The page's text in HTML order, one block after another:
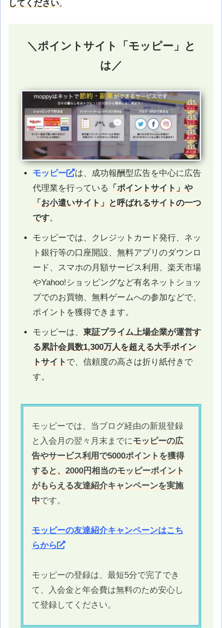
してください。
＼ポイントサイト「モッピー」と
は／
モッピー
は、成功報酬型広告を中心に広告
代理業を行っている 「ポイントサイト」や
「お小遣いサイト」と呼ばれるサイトの一つ
です。
モッピーでは、クレジットカード発行、ネッ
ト銀行等の口座開設、無料アプリのダウンロ
ード、スマホの月額サービス利用、楽天市場
やYahoo!ショッピングなど有名ネットショッ
プでのお買物、無料ゲームへの参加などで、
ポイントを獲得できます。
モッピーは、 東証プライム上場企業が運営す
る累計会員数1,300万人を超える大手ポイン
トサイト で、信頼度の高さは折り紙付きで
す。
モッピーでは、当ブログ経由の新規登録
と入会月の翌々月末までにモッピーの広
告やサービス利用で5000ポイントを獲得
すると、2000円相当のモッピーポイント
がもらえる友達紹介キャンペーンを実施
中です。
モッピーの友達紹介キャンペーンはこち
らから
モッピーの登録は、最短5分で完了でき
て、入会金と年会費は無料のため安心し
て登録してください。